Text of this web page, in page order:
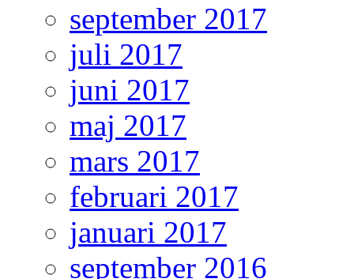
september 2017
juli 2017
juni 2017
maj 2017
mars 2017
februari 2017
januari 2017
september 2016